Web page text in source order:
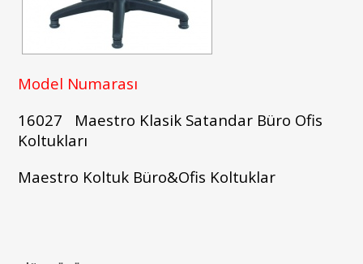
Model Numarası
16027 Maestro Klasik Satandar Büro Ofis
Koltukları
Maestro Koltuk Büro&Ofis Koltuklar